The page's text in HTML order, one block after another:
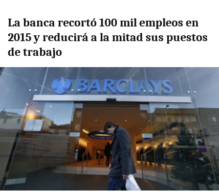
La banca recortó 100 mil empleos en
2015 y reducirá a la mitad sus puestos
de trabajo